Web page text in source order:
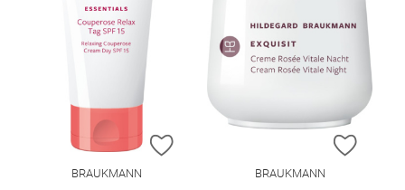
ZUR WUNSCHLISTE HINZUFÜGEN
BRAUKMANN
ZUR
BRAUKMANN